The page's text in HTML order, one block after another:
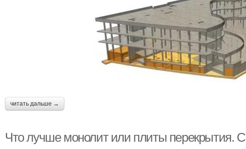
читать дальше →
Что лучше монолит или плиты перекрытия.